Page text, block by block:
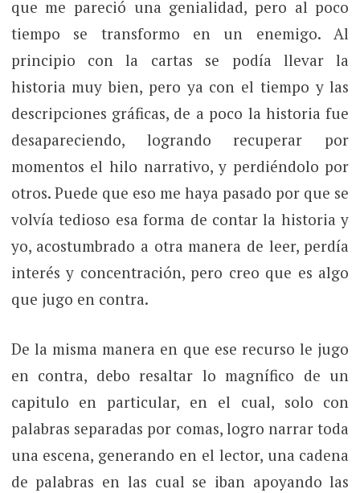
que me pareció una genialidad, pero al poco
tiempo se transformo en un enemigo. Al
principio con la cartas se podía llevar la
historia muy bien, pero ya con el tiempo y las
descripciones gráficas, de a poco la historia fue
desapareciendo, logrando recuperar por
momentos el hilo narrativo, y perdiéndolo por
otros. Puede que eso me haya pasado por que se
volvía tedioso esa forma de contar la historia y
yo, acostumbrado a otra manera de leer, perdía
interés y concentración, pero creo que es algo
que jugo en contra.
De la misma manera en que ese recurso le jugo
en contra, debo resaltar lo magnífico de un
capitulo en particular, en el cual, solo con
palabras separadas por comas, logro narrar toda
una escena, generando en el lector, una cadena
de palabras en las cual se iban apoyando las